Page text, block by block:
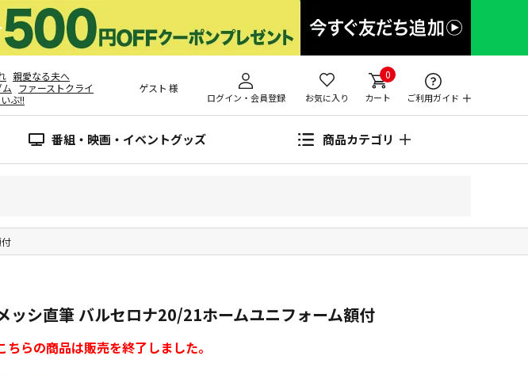
親愛なる夫へ
ファーストクライ
ぶ!!
ゲスト 様
ログイン・会員登録 お気に入り
0
カート ご利用ガイド
番組・映画・イベントグッズ 商品カテゴリ
ッシ直筆 バルセロナ20/21ホームユニフォーム額付
ちらの商品は販売を終了しました。